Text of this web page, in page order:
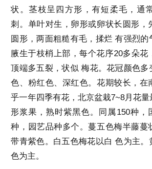
状。茎枝呈四方形，有短柔毛，通
刺。单叶对生，卵形或卵状长圆形，
圆形，两面粗糙有毛，揉烂 有强烈的
腋生于枝梢上部，每个花序20多朵花
顶端多五裂，状似 梅花。花冠颜色多
色、粉红色、深红色。花期较长，在
乎一年四季有花，北京盆栽7~8月花
形浆果，熟时紫黑色。同属150种，
种，园艺品种多个。蔓五色梅半藤蔓
带青紫色。白五色梅花以白 色为主。
色为主。